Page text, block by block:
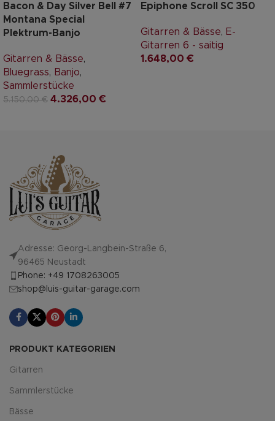
Bacon & Day Silver Bell #7
Montana Special
Plektrum-Banjo
Gitarren & Bässe,
Bluegrass, Banjo,
Sammlerstücke
5.150,00€ 4.326,00 €
Epiphone Scroll SC 350
Gitarren & Bässe, E-
Gitarren 6 - saitig
1.648,00 €
Adresse: Georg-Langbein-Straße 6,
96465 Neustadt
Phone: +49 1708263005
shop@luis-guitar-garage.com
PRODUKT KATEGORIEN
Gitarren
Sammlerstücke
Bässe